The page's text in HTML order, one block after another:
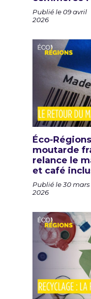
Publié le 09 avril
2026
Éco-
moutarde
relance le
et café
Publié le 30 mars
2026